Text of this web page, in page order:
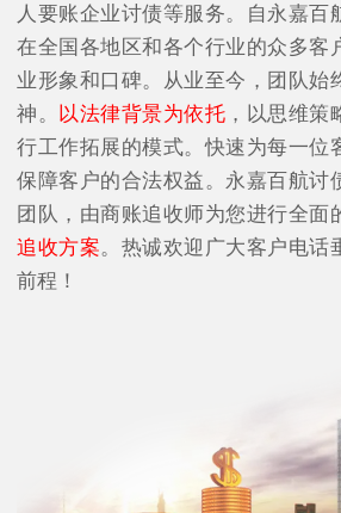
人要账企业讨债等服务。自永嘉百
在全国各地区和各个行业的众多客
业形象和口碑。从业至今，团队始
神。
以法律背景为依托 ，以思维策
行工作拓展的模式。快速为每一位
保障客户的合法权益。永嘉百航讨
团队，由商账追收师为您进行全面
追收方案。热诚欢迎广大客户电话
前程！